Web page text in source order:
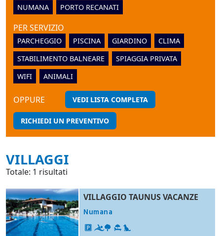
NUMANA PORTO RECANATI
PER SERVIZIO
PARCHEGGIO PISCINA GIARDINO
CLIMA
STABILIMENTO BALNEARE
SPIAGGIA PRIVATA
WIFI
ANIMALI
OPPURE VEDI LISTA COMPLETA
RICHIEDI UN PREVENTIVO
VILLAGGI
Totale: 1 risultati
VILLAGGIO TAUNUS VACANZE
Numana